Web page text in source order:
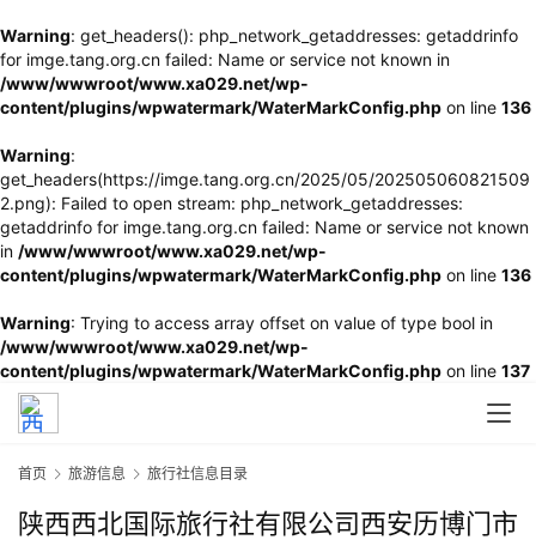
Warning: get_headers(): php_network_getaddresses: getaddrinfo
for imge.tang.org.cn failed: Name or service not known in
/www/wwwroot/www.xa029.net/wp-
content/plugins/wpwatermark/WaterMarkConfig.php on line 136
Warning:
get_headers(https://imge.tang.org.cn/2025/05/202505060821509
2.png): Failed to open stream: php_network_getaddresses:
getaddrinfo for imge.tang.org.cn failed: Name or service not known
in /www/wwwroot/www.xa029.net/wp-
content/plugins/wpwatermark/WaterMarkConfig.php on line 136
Warning: Trying to access array offset on value of type bool in
/www/wwwroot/www.xa029.net/wp-
content/plugins/wpwatermark/WaterMarkConfig.php on line 137
首页 旅游信息 旅行社信息目录
陕西西北国际旅行社有限公司西安历博门市